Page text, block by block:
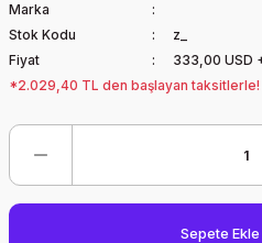
Marka
Stok Kodu
z_
Fiyat
333,00 USD
*2.029,40 TL den başlayan taksitlerle!
Sepete Ekle